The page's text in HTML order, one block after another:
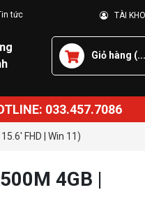
tức TÀI
Giỏ hàng (...
033.457.7086
FHD | Win 11)
4GB |